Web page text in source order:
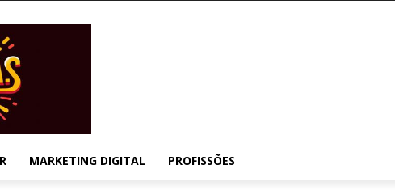
MARKETING DIGITAL PROFISSÕES